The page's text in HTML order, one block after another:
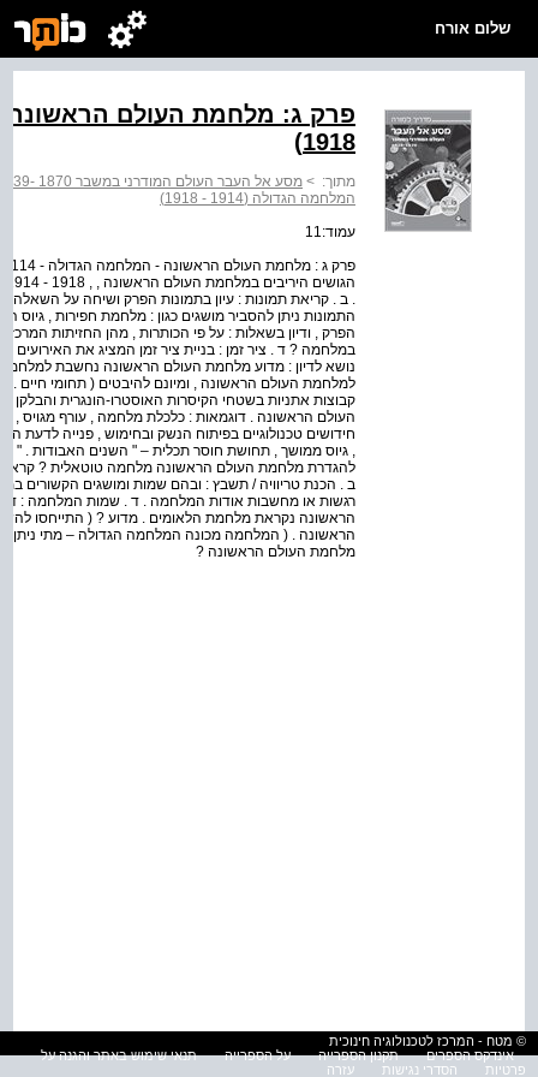
שלום אורח
1918)
מתוך: > מסע אל העבר העולם המודרני במשבר ‭1939- 1870‬ מדריך למורה
המלחמה הגדולה (1914 - 1918)
עמוד:11
. ב . קריאת תמונות : עיון בתמונות הפרק ושיחה על
התמונות ניתן להסביר מושגים כגון : מלחמת חפירות ,
הפרק , ודיון בשאלות : על פי הכותרות , מהן החזיתות
נושא לדיון : מדוע מלחמת העולם הראשונה נחשבת למלחמה
העולם הראשונה . דוגמאות : כלכלת מלחמה , עורף מגויס ,
חידושים טכנולוגיים בפיתוח הנשק ובחימוש , פנייה לדעת
, גיוס ממושך , תחושת חוסר תכלית – " השנים האבודות . "
להגדרת מלחמת העולם הראשונה מלחמה טוטאלית ?
ב . הכנת טריוויה / תשבץ : ובהם שמות ומושגים הקשורים
רגשות או מחשבות אודות המלחמה . ד . שמות המלחמה :
הראשונה נקראת מלחמת הלאומים . מדוע ? ( התייחסו
הראשונה . ( המלחמה מכונה המלחמה הגדולה – מתי ניתן
מלחמת העולם הראשונה ?
© מטח - המרכז לטכנולוגיה חינוכית
אינדקס הספרים
תקנון הספרייה על הספרייה
תנאי שימוש באתר והגנה על
פרטיות
הסדרי נגישות עזרה